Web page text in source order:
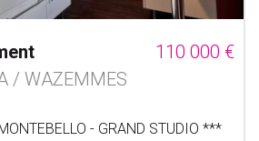
110 000 €
/ WAZEMMES
- GRAND STUDIO ***